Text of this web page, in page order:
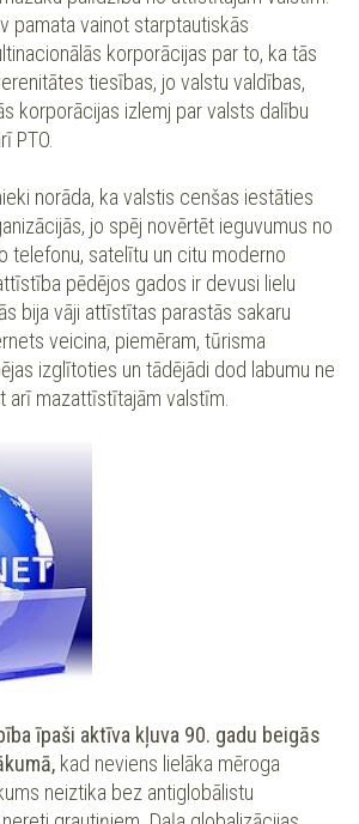
pamata vainot starptautiskās
korporācijas par to, ka tās
tiesības, jo valstu valdības,
korporācijas izlemj par valsts dalību
PTO.
norāda, ka valstis cenšas iestāties
jo spēj novērtēt ieguvumus no
telefonu, satelītu un citu moderno
pēdējos gados ir devusi lielu
bija vāji attīstītas parastās sakaru
veicina, piemēram, tūrisma
izglītoties un tādējādi dod labumu ne
arī mazattīstītajām valstīm.
īpaši aktīva kļuva 90. gadu beigās
kad neviens lielāka mēroga
neiztika bez antiglobālistu